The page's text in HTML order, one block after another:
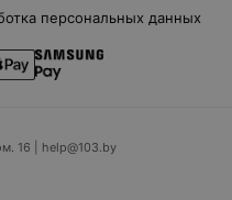
персональных данных
16 | help@103.by